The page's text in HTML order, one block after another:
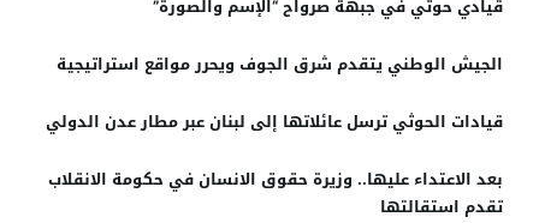
قيادي حوثي في جبهة صرواح “الإسم والصورة”
الجيش الوطني يتقدم شرق الجوف ويحرر مواقع استراتيجية
قيادات الحوثي ترسل عائلاتها إلى لبنان عبر مطار عدن الدولي
بعد الاعتداء عليها.. وزيرة حقوق الانسان في حكومة الانقلاب
تقدم استقالتها